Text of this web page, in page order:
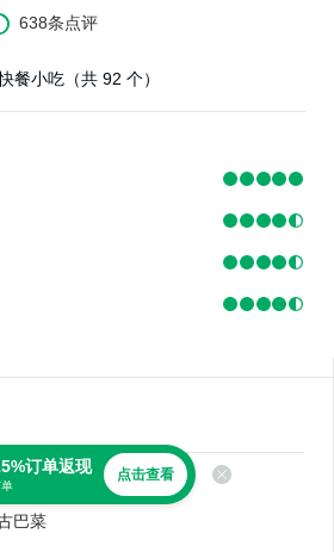
638条点评
餐小吃（共 92 个）
巴菜
订单返现 点击查看